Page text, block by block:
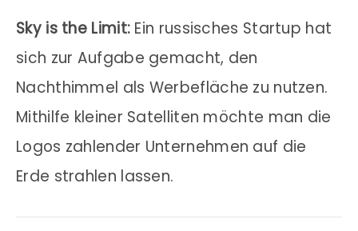
Sky is the Limit: Ein russisches Startup hat
sich zur Aufgabe gemacht, den
Nachthimmel als Werbefläche zu nutzen.
Mithilfe kleiner Satelliten möchte man die
Logos zahlender Unternehmen auf die
Erde strahlen lassen.